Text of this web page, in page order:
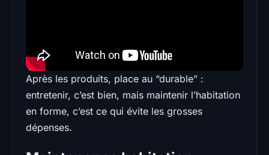
Après les produits, place au “durable” :
entretenir, c’est bien, mais maintenir l’habitation
en forme, c’est ce qui évite les grosses
dépenses.